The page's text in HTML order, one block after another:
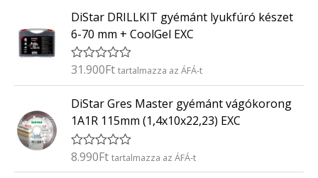
é
k
e
l
s
:
/
5
DiStar DRILLKIT gyémánt lyukfúró készet
6-70 mm + CoolGel EXC
É
é
k
e
l
é
s
:
31.900Ft tartalmazza az ÁFÁ-t
DiStar Gres Master gyémánt vágókorong
1A1R 115mm (1,4x10x22,23) EXC
É
8.990Ft tartalmazza az ÁFÁ-t